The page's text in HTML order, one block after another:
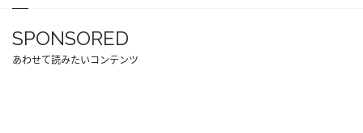
SPONSORED
あわせて読みたいコンテンツ